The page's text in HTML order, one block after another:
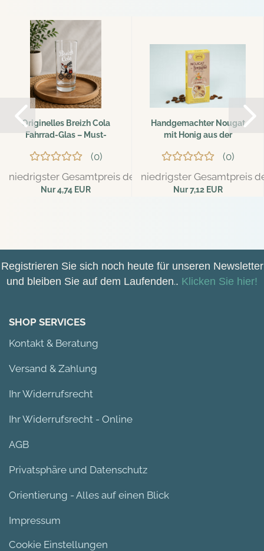
Originelles Breizh Cola
Fahrrad-Glas – Must-
0
niedrigster Gesamtpreis der letzten 30 Tage: 4,99 EUR
Nur 4,74 EUR
Handgemachter Nougat
mit Honig aus der
0
niedrigster Gesamtpreis
Nur 7,12 EUR
Registrieren Sie sich noch heute für unseren Newsletter
und bleiben Sie auf dem Laufenden.. Klicken Sie hier!
SHOP SERVICES
Kontakt & Beratung
Versand & Zahlung
Ihr Widerrufsrecht
Ihr Widerrufsrecht - Online
AGB
Privatsphäre und Datenschutz
Orientierung - Alles auf einen Blick
Impressum
Cookie Einstellungen